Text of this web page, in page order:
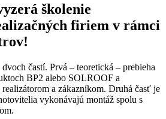
školenie
firiem v rámci
častí. Prvá – teoretická – prebieha
BP2 alebo SOLROOF a
a zákazníkom. Druhá časť je
vykonávajú montáž spolu s